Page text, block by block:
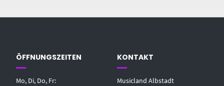
ÖFFNUNGSZEITEN
Mo, Di, Do, Fr:
KONTAKT
Musicland Albstadt